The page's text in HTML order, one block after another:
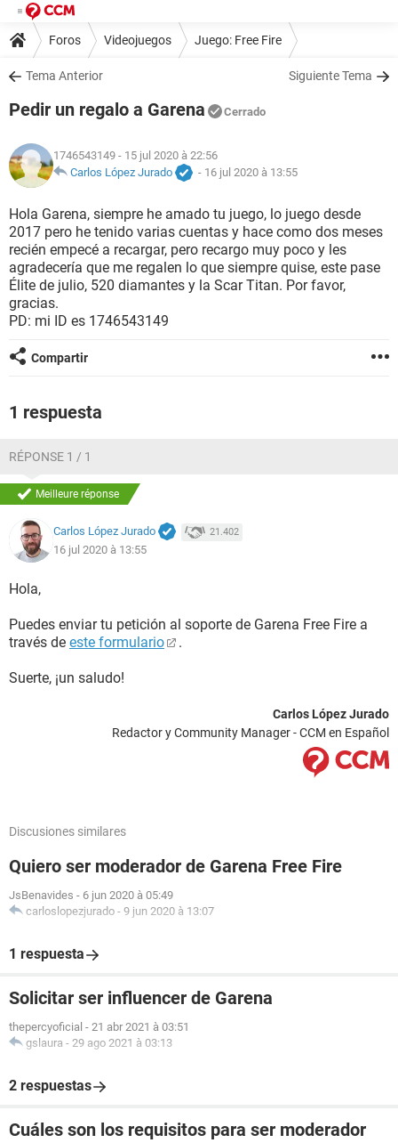
Foros Videojuegos Juego: Free Fire
Tema Anterior Siguiente Tema
Pedir un regalo a Garena Cerrado
1746543149 - 15 jul 2020 à 22:56
Carlos López Jurado
- 16 jul 2020 à 13:55
Hola Garena, siempre he amado tu juego, lo juego desde
2017 pero he tenido varias cuentas y hace como dos meses
recién empecé a recargar, pero recargo muy poco y les
agradecería que me regalen lo que siempre quise, este pase
Élite de julio, 520 diamantes y la Scar Titan. Por favor,
gracias.
PD: mi ID es 1746543149
Compartir
1 respuesta
RÉPONSE 1 / 1
Meilleure réponse
Carlos López Jurado 21.402
16 jul 2020 à 13:55
Hola,
Puedes enviar tu petición al soporte de Garena Free Fire a
través de este formulario .
Suerte, ¡un saludo!
Carlos López Jurado
Redactor y Community Manager - CCM en Español
Discusiones similares
Quiero ser moderador de Garena Free Fire
JsBenavides - 6 jun 2020 à 05:49
carloslopezjurado - 9 jun 2020 à 13:07
1 respuesta
Solicitar ser influencer de Garena
thepercyoficial - 21 abr 2021 à 03:51
gslaura - 29 ago 2021 à 03:13
2 respuestas
Cuáles son los requisitos para ser moderador